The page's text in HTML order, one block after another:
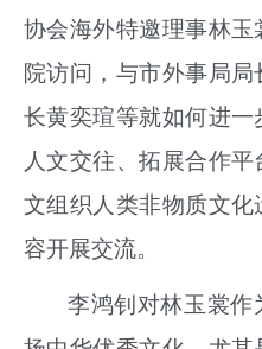
协会海外特邀理事林玉
院访问，与市外事局
长黄奕瑄等就如何进
人文交往、拓展合作
文组织人类非物质文
容开展交流。
李鸿钊对林玉裳作